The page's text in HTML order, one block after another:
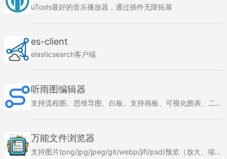
uTools最好的音乐播放器，通过插件无限拓展
es-client
elasticsearch客户端
听雨图编辑器
支持流程图、思维导图、白板。支持画板、可视化图表、二维码生成。支持图片裁剪
万能文件浏览器
支持图片(png/jpg/jpeg/git/webp/jifi/psd)预览（放大、缩小、旋转、拖拽）、音乐(mp3/flac)预览、视频(mp4/flv/m3u8)预览，办公文档(docx/xlsx/pdf/epub/)预览，支持常见代码高亮。支持日志查看。